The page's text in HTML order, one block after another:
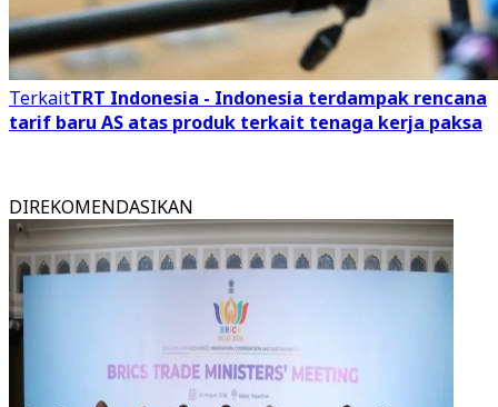
TerkaitTRT Indonesia - Indonesia terdampak rencana
tarif baru AS atas produk terkait tenaga kerja paksa
DIREKOMENDASIKAN